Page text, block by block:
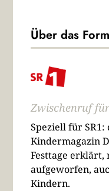
Über das
Zwischenruf
Speziell für
Kindermagazin
Festtage erklärt,
aufgeworfen,
Kindern.